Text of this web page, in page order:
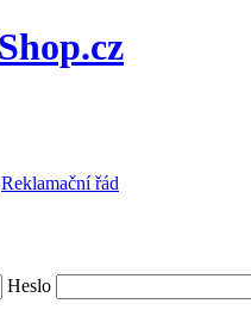
Reklamační řád
Heslo